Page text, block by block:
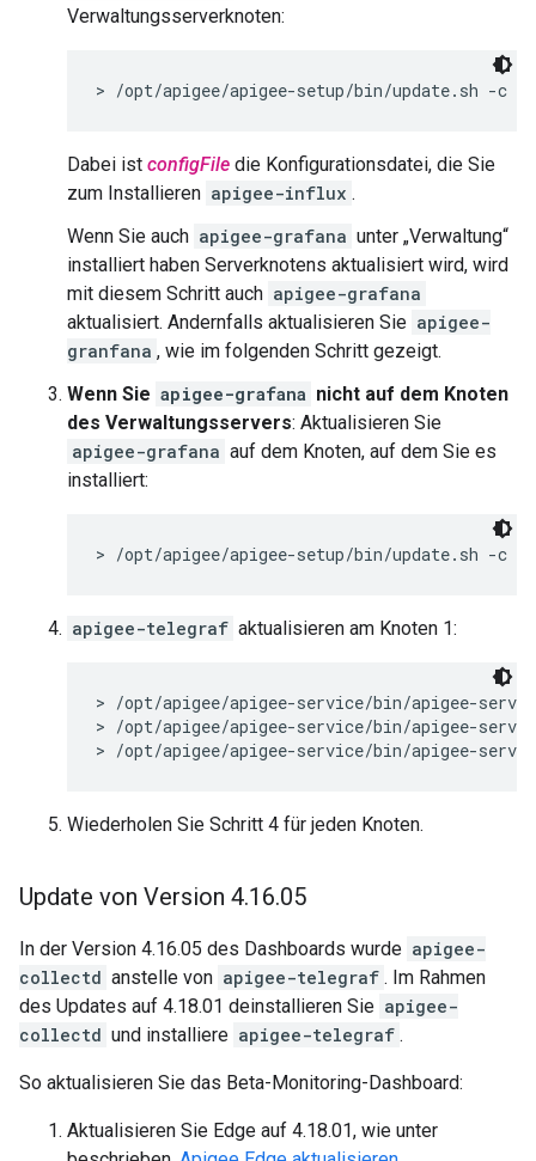
Verwaltungsserverknoten:
> /opt/apigee/apigee-setup/bin/update.sh -c
Dabei ist configFile die Konfigurationsdatei, die Sie
zum Installieren apigee-influx .
Wenn Sie auch apigee-grafana unter „Verwaltung“
installiert haben Serverknotens aktualisiert wird, wird
mit diesem Schritt auch apigee-grafana
aktualisiert. Andernfalls aktualisieren Sie apigee-
granfana , wie im folgenden Schritt gezeigt.
Wenn Sie apigee-grafana nicht auf dem Knoten
des Verwaltungsservers: Aktualisieren Sie
apigee-grafana auf dem Knoten, auf dem Sie es
installiert:
> /opt/apigee/apigee-setup/bin/update.sh -c
apigee-telegraf aktualisieren am Knoten 1:
> /opt/apigee/apigee-service/bin/apigee-
> /opt/apigee/apigee-service/bin/apigee-
> /opt/apigee/apigee-service/bin/apigee-
Wiederholen Sie Schritt 4 für jeden Knoten.
Update von Version 4.16.05
In der Version 4.16.05 des Dashboards wurde apigee-
collectd anstelle von apigee-telegraf . Im Rahmen
des Updates auf 4.18.01 deinstallieren Sie apigee-
collectd und installiere apigee-telegraf .
So aktualisieren Sie das Beta-Monitoring-Dashboard:
Aktualisieren Sie Edge auf 4.18.01, wie unter